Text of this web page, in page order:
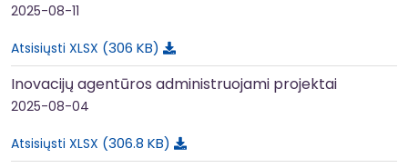
2025-08-11
Atsisiųsti XLSX 306 KB
Inovacijų agentūros administruojami projektai
2025-08-04
Atsisiųsti XLSX 306.8 KB